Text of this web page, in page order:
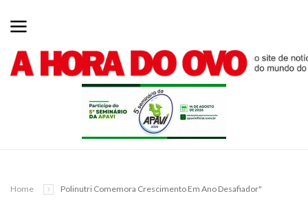
Home Polinutri Comemora Crescimento Em Ano Desafiador"